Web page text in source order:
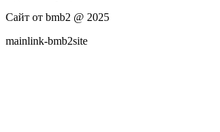
Сайт от bmb2 @ 2025
mainlink-bmb2site